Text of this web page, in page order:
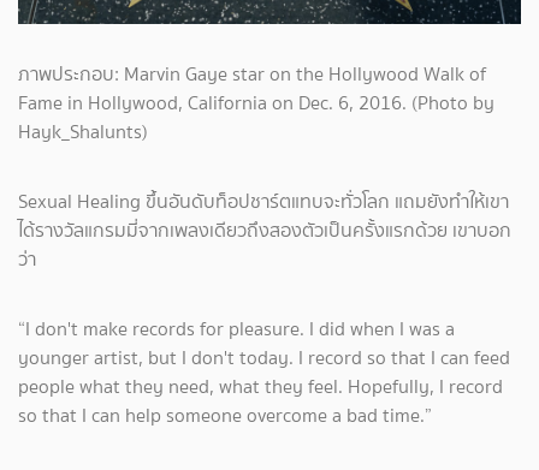
ภาพประกอบ: Marvin Gaye star on the Hollywood Walk of
Fame in Hollywood, California on Dec. 6, 2016. (Photo by
Hayk_Shalunts)
Sexual Healing ขึ้นอันดับท็อปชาร์ตแทบจะทั่วโลก แถมยังทำให้เขา
ได้รางวัลแกรมมี่จากเพลงเดียวถึงสองตัวเป็นครั้งแรกด้วย เขาบอก
ว่า
“I don't make records for pleasure. I did when I was a
younger artist, but I don't today. I record so that I can feed
people what they need, what they feel. Hopefully, I record
so that I can help someone overcome a bad time.”